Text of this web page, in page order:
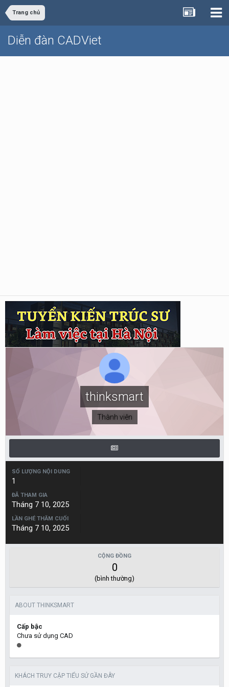
Trang chủ
Diễn đàn CADViet
thinksmart
Thành viên
SỐ LƯỢNG NỘI DUNG
1
ĐÃ THAM GIA
Tháng 7 10, 2025
LẦN GHÉ THĂM CUỐI
Tháng 7 10, 2025
CỘNG ĐỒNG
0
(bình thường)
ABOUT THINKSMART
Cấp bậc
Chưa sử dụng CAD
KHÁCH TRUY CẬP TIỂU SỬ GẦN ĐÂY